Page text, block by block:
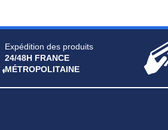
Expédition des produits
24/48H FRANCE
MÉTROPOLITAINE